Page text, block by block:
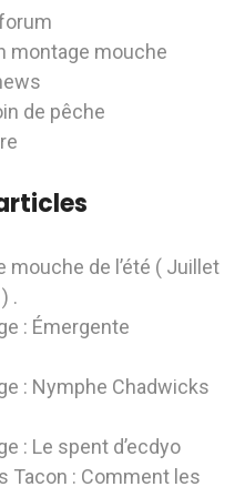
montage mouche
de pêche
mouche de l’été ( Juillet
.
: Émergente
: Nymphe Chadwicks
: Le spent d’ecdyo
Tacon : Comment les